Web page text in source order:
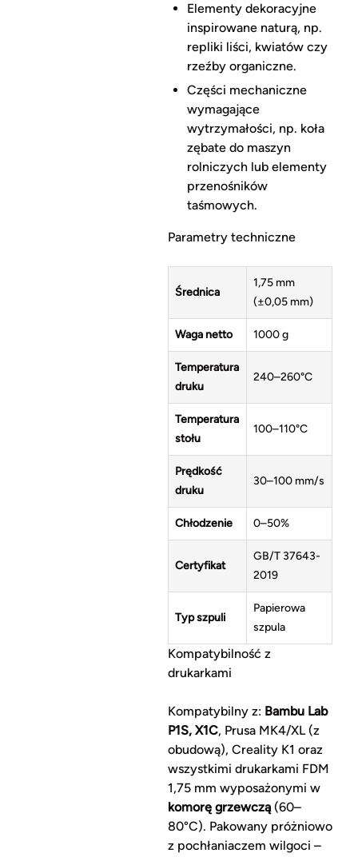
Elementy dekoracyjne
inspirowane naturą, np.
repliki liści, kwiatów czy
rzeźby organiczne.
Części mechaniczne
wymagające
wytrzymałości, np. koła
zębate do maszyn
rolniczych lub elementy
przenośników
taśmowych.
Parametry techniczne
Średnica
1,75 mm
(±0,05 mm)
Waga netto 1000 g
Temperatura
druku
240–260°C
Temperatura
stołu
100–110°C
Prędkość
druku
30–100 mm/s
Chłodzenie 0–50%
Certyfikat
GB/T 37643-
2019
Typ szpuli
Papierowa
szpula
Kompatybilność z
drukarkami
Kompatybilny z: Bambu Lab
P1S, X1C, Prusa MK4/XL (z
obudową), Creality K1 oraz
wszystkimi drukarkami FDM
1,75 mm wyposażonymi w
komorę grzewczą(60–
80°C). Pakowany próżniowo
z pochłaniaczem wilgoci –